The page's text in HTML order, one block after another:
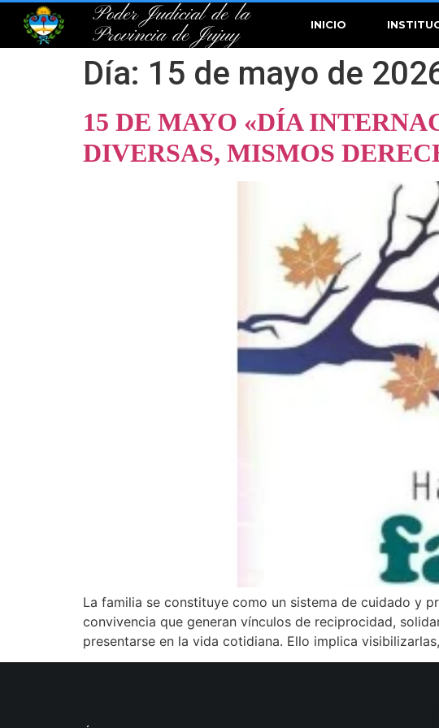
Poder Judicial de la
Provincia de Jujuy
INICIO
Día: 15 de mayo de
15 DE MAYO «DÍA
DIVERSAS, MISMOS
La familia se constituye como un sistema de cuidado y
convivencia que generan vínculos de reciprocidad,
presentarse en la vida cotidiana. Ello implica